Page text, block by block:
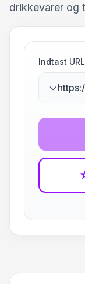
drikkevarer og
Indtast URL